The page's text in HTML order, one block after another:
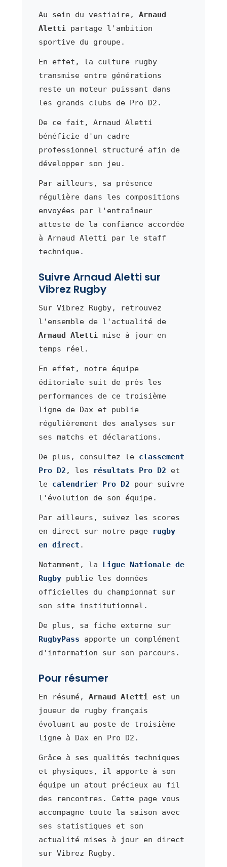
Au sein du vestiaire, Arnaud
Alettipartage l'ambition
sportive du groupe.
En effet, la culture rugby
transmise entre générations
reste un moteur puissant dans
les grands clubs de Pro D2.
De ce fait, Arnaud Aletti
bénéficie d'un cadre
professionnel structuré afin de
développer son jeu.
Par ailleurs, sa présence
régulière dans les compositions
envoyées par l'entraîneur
atteste de la confiance accordée
à Arnaud Aletti par le staff
technique.
Suivre Arnaud Aletti sur
Vibrez Rugby
Sur Vibrez Rugby, retrouvez
l'ensemble de l'actualité de
Arnaud Alettimise à jour en
temps réel.
En effet, notre équipe
éditoriale suit de près les
performances de ce troisième
ligne de Dax et publie
régulièrement des analyses sur
ses matchs et déclarations.
De plus, consultez le classement
Pro D2 , les résultats Pro D2 et
le calendrier Pro D2 pour suivre
l'évolution de son équipe.
Par ailleurs, suivez les scores
en direct sur notre page
rugby
en direct .
Notamment, la Ligue Nationale de
Rugbypublie les données
officielles du championnat sur
son site institutionnel.
De plus, sa fiche externe sur
RugbyPass apporte un complément
d'information sur son parcours.
Pour résumer
En résumé, Arnaud Alettiest un
joueur de rugby français
évoluant au poste de troisième
ligne à Dax en Pro D2.
Grâce à ses qualités techniques
et physiques, il apporte à son
équipe un atout précieux au fil
des rencontres. Cette page vous
accompagne toute la saison avec
ses statistiques et son
actualité mises à jour en direct
sur Vibrez Rugby.